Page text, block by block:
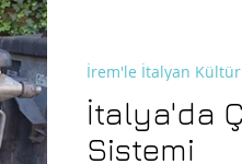
İtalya'da
Sistemi
İrem'le İtalyan